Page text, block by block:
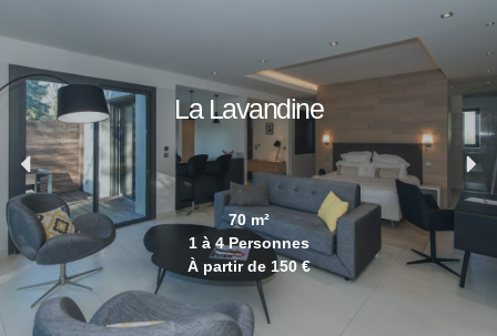
La Lavandine
70 m²
1 à 4 Personnes
À partir de 150 €